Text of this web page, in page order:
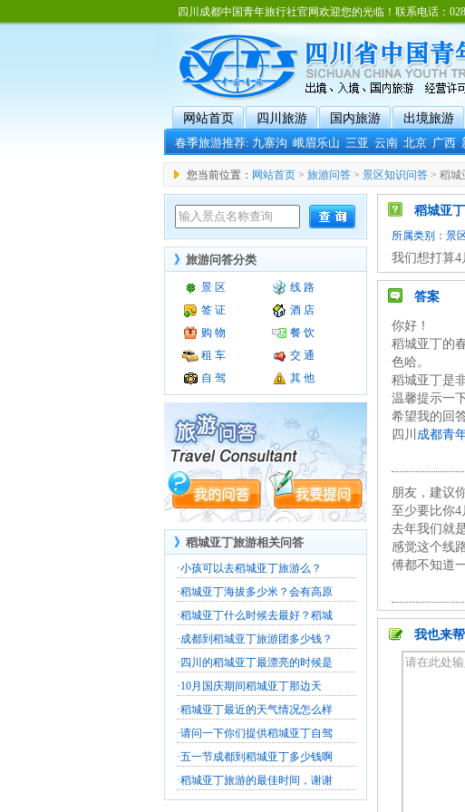
四川成都中国青年旅行社官网欢迎您的光临！联系电话：
网站首页 四川旅游 国内旅游 出境旅游
春季旅游推荐:九寨沟 峨眉乐山 三亚 云南 北京 广西
您当前位置： 网站首页 > 旅游问答 > 景区知识问答 > 稻城
》 旅游问答分类
景 区
线 路
签 证
酒 店
购 物
餐 饮
租 车
交 通
自 驾
其 他
》 稻城亚丁旅游相关问答
·小孩可以去稻城亚丁旅游么？
·稻城亚丁海拔多少米？会有高原
·稻城亚丁什么时候去最好？稻城
·成都到稻城亚丁旅游团多少钱？
· 四川的稻城亚丁最漂亮的时候是
·10月国庆期间稻城亚丁那边天
·稻城亚丁最近的天气情况怎么样
·请问一下你们提供稻城亚丁自驾
·五一节成都到稻城亚丁多少钱啊
·稻城亚丁旅游的最佳时间，谢谢
稻城亚
所属类别： 景
我们想打算
答案
你好！
稻城亚丁的
色哈。
稻城亚丁是
温馨提示一
希望我的回
四川 成都青
朋友，建议
至少要比你4
去年我们就
感觉这个线
傅都不知道
我也来